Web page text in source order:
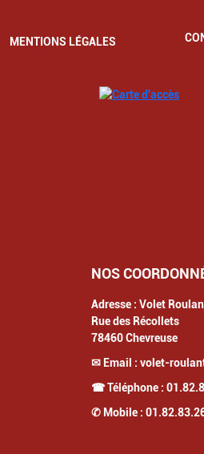
MENTIONS LÉGALES
NOS
Adresse : Volet
Rue des Récollets
78460Chevreuse
✉ Email : volet-
☎ Téléphone :
✆ Mobile :